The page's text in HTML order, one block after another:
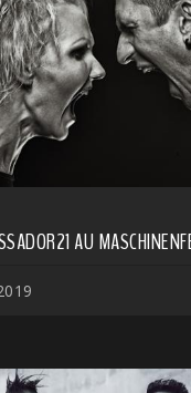
AU